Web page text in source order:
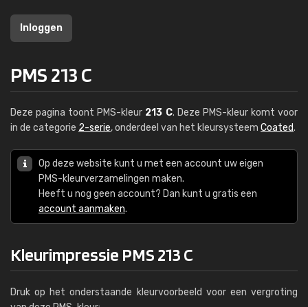
Inloggen
PMS 213 C
Deze pagina toont PMS-kleur 213 C. Deze PMS-kleur komt voor
in de categorie 2-serie, onderdeel van het kleursysteem Coated.
Op deze website kunt u met een account uw eigen
PMS-kleurverzamelingen maken.
Heeft u nog geen account? Dan kunt u gratis een
account aanmaken.
Kleurimpressie PMS 213 C
Druk op het onderstaande kleurvoorbeeld voor een vergroting